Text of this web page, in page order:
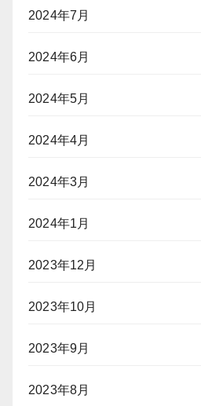
2024年7月
2024年6月
2024年5月
2024年4月
2024年3月
2024年1月
2023年12月
2023年10月
2023年9月
2023年8月